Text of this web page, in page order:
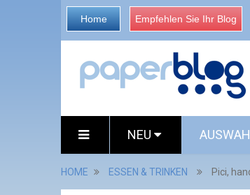
Home Empfehlen Sie Ihr Blog
NEU
HOME ESSEN & TRINKEN Pici,